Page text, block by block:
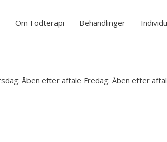
Om Fodterapi Behandlinger
Åben efter aftale Fredag: Åben efter